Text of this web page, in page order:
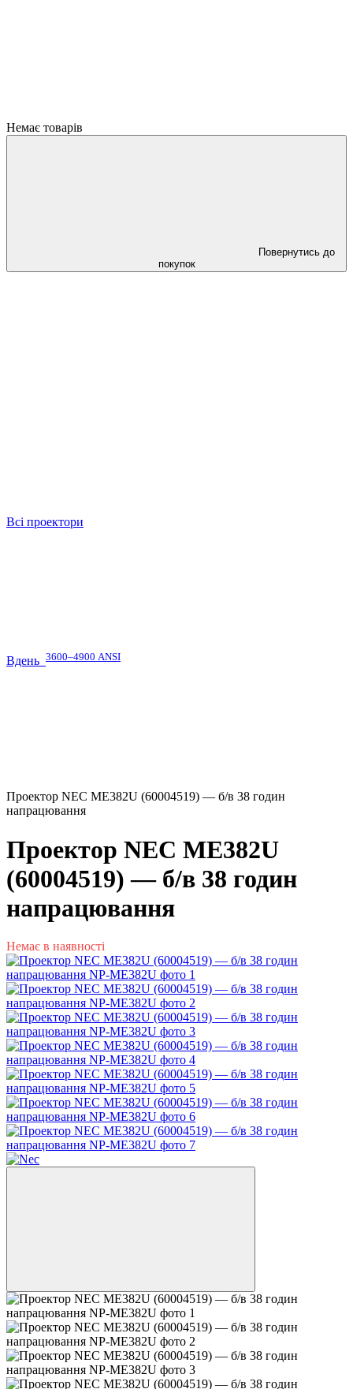
Немає товарів
Повернутись до
покупок
Всі проектори
Вдень 3600–4900 ANSI
Проектор NEC ME382U (60004519) — б/в 38 годин
напрацювання
Проектор NEC ME382U
(60004519) — б/в 38 годин
напрацювання
Немає в наявності